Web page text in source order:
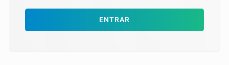
ENTRAR